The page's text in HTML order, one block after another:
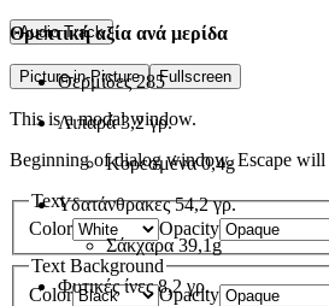
Audio Track
Picture-in-Picture Fullscreen
This is a modal window.
Beginning of dialog window. Escape will
Text
Color
Opacity
Text Background
Color
Opacity
Θρεπτική αξία ανά μερίδα
Θερμίδες285
Λιπαρά3,2 γρ.
Κορεσμένα0,4g
Υδατάνθρακες54,2 γρ.
Σάκχαρα39,1g
Φυτικές ίνες8,2 γρ.